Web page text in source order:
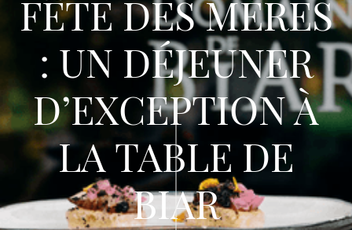
FÊTE DES MÈRES
: UN DÉJEUNER
D’EXCEPTION À
LA TABLE DE
BIAR